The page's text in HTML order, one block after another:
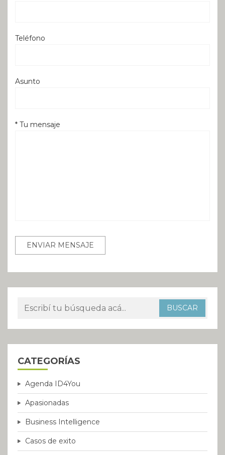
Teléfono
Asunto
* Tu mensaje
CATEGORÍAS
Agenda ID4You
Apasionadas
Business Intelligence
Casos de exito